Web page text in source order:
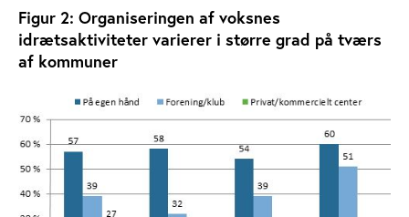
Figur 2: Organiseringen af voksnes
idrætsaktiviteter varierer i større grad på tværs
af kommuner